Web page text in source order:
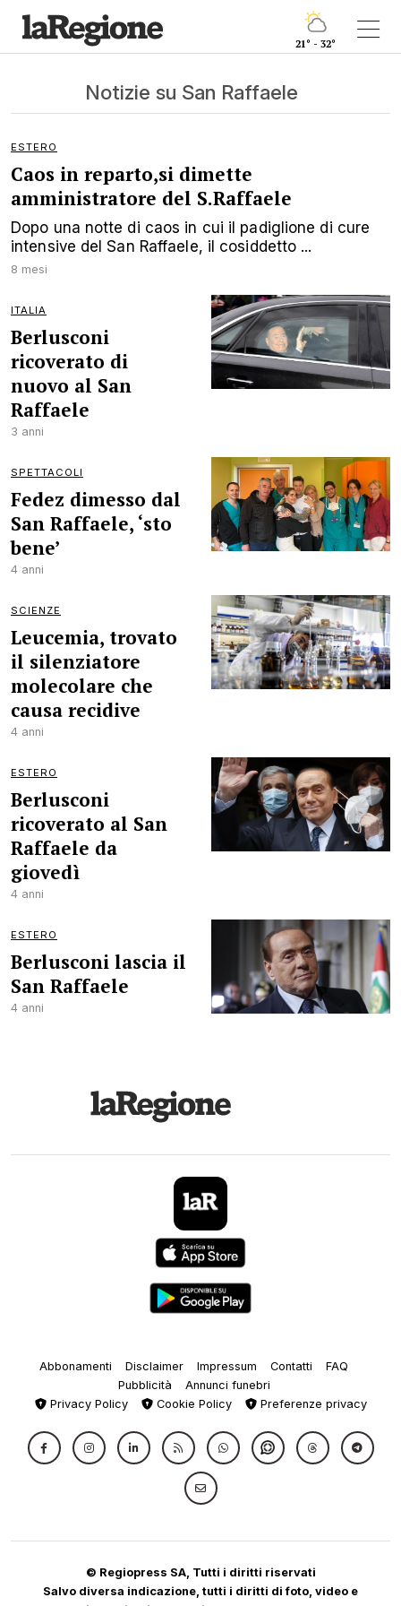
21° - 32°
Notizie su San Raffaele
ESTERO
Caos in reparto,si dimette
amministratore del S.Raffaele
Dopo una notte di caos in cui il padiglione di cure
intensive del San Raffaele, il cosiddetto ...
8 mesi
ITALIA
Berlusconi
ricoverato di
nuovo al San
Raffaele
3 anni
SPETTACOLI
Fedez dimesso dal
San Raffaele, ‘sto
bene’
4 anni
SCIENZE
Leucemia, trovato
il silenziatore
molecolare che
causa recidive
4 anni
ESTERO
Berlusconi
ricoverato al San
Raffaele da
giovedì
4 anni
ESTERO
Berlusconi lascia il
San Raffaele
4 anni
Abbonamenti Disclaimer Impressum Contatti
FAQ
Pubblicità
Annunci funebri
Privacy Policy
Cookie Policy Preferenze privacy
© Regiopress SA, Tutti i diritti riservati
Salvo diversa indicazione, tutti i diritti di foto, video e